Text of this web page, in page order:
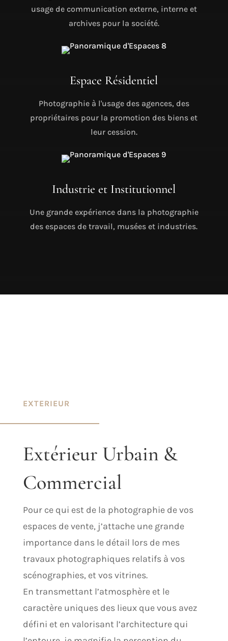
usage de communication externe, interne et
archives pour la société.
Espace Résidentiel
Photographie à l'usage des agences, des
propriétaires pour la promotion des biens et
leur cession.
Industrie et Institutionnel
Une grande expérience dans la photographie
des espaces de travail, musées et industries.
EXTERIEUR
Extérieur Urbain &
Commercial
Pour ce qui est de la photographie de vos
espaces de vente, j’attache une grande
importance dans le détail lors de mes
travaux photographiques relatifs à vos
scénographies, et vos vitrines.
En transmettant l’atmosphère et le
caractère uniques des lieux que vous avez
défini et en valorisant l’architecture qui